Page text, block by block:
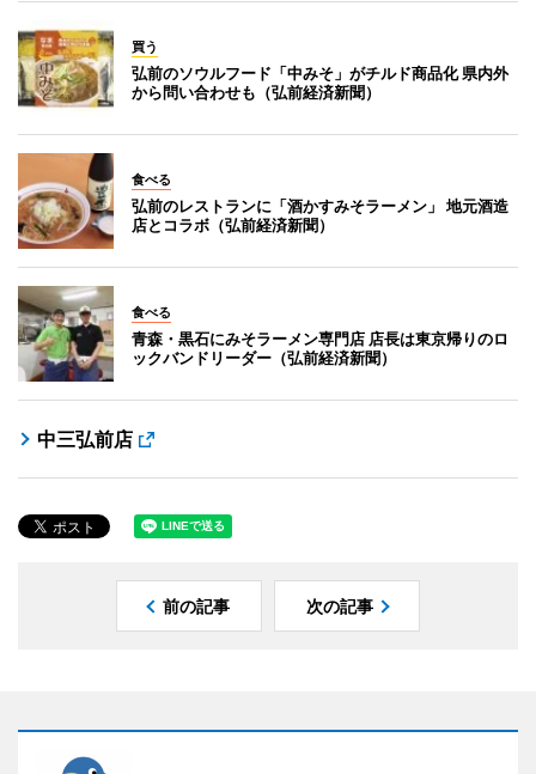
買う
弘前のソウルフード「中みそ」がチルド商品化 県内外
から問い合わせも（弘前経済新聞）
食べる
弘前のレストランに「酒かすみそラーメン」 地元酒造
店とコラボ（弘前経済新聞）
食べる
青森・黒石にみそラーメン専門店 店長は東京帰りのロ
ックバンドリーダー（弘前経済新聞）
中三弘前店
前の記事 次の記事